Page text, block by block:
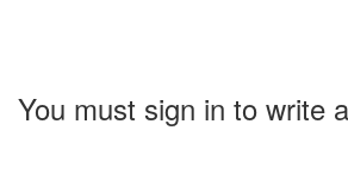
You must sign in to write